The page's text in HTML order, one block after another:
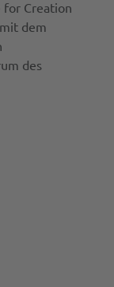
for Creation
dem
des